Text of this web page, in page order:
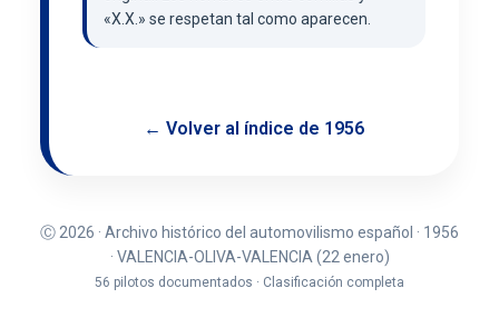
«X.X.» se respetan tal como aparecen.
← Volver al índice de 1956
Ⓒ 2026 · Archivo histórico del automovilismo español · 1956
· VALENCIA-OLIVA-VALENCIA (22 enero)
56 pilotos documentados · Clasificación completa